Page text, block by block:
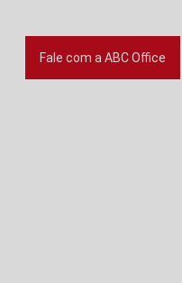
Fale com a ABC Office